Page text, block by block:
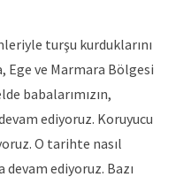
turşu kurduklarını
Ege ve Marmara Bölgesi
babalarımızın,
ediyoruz. Koruyucu
O tarihte nasıl
devam ediyoruz. Bazı